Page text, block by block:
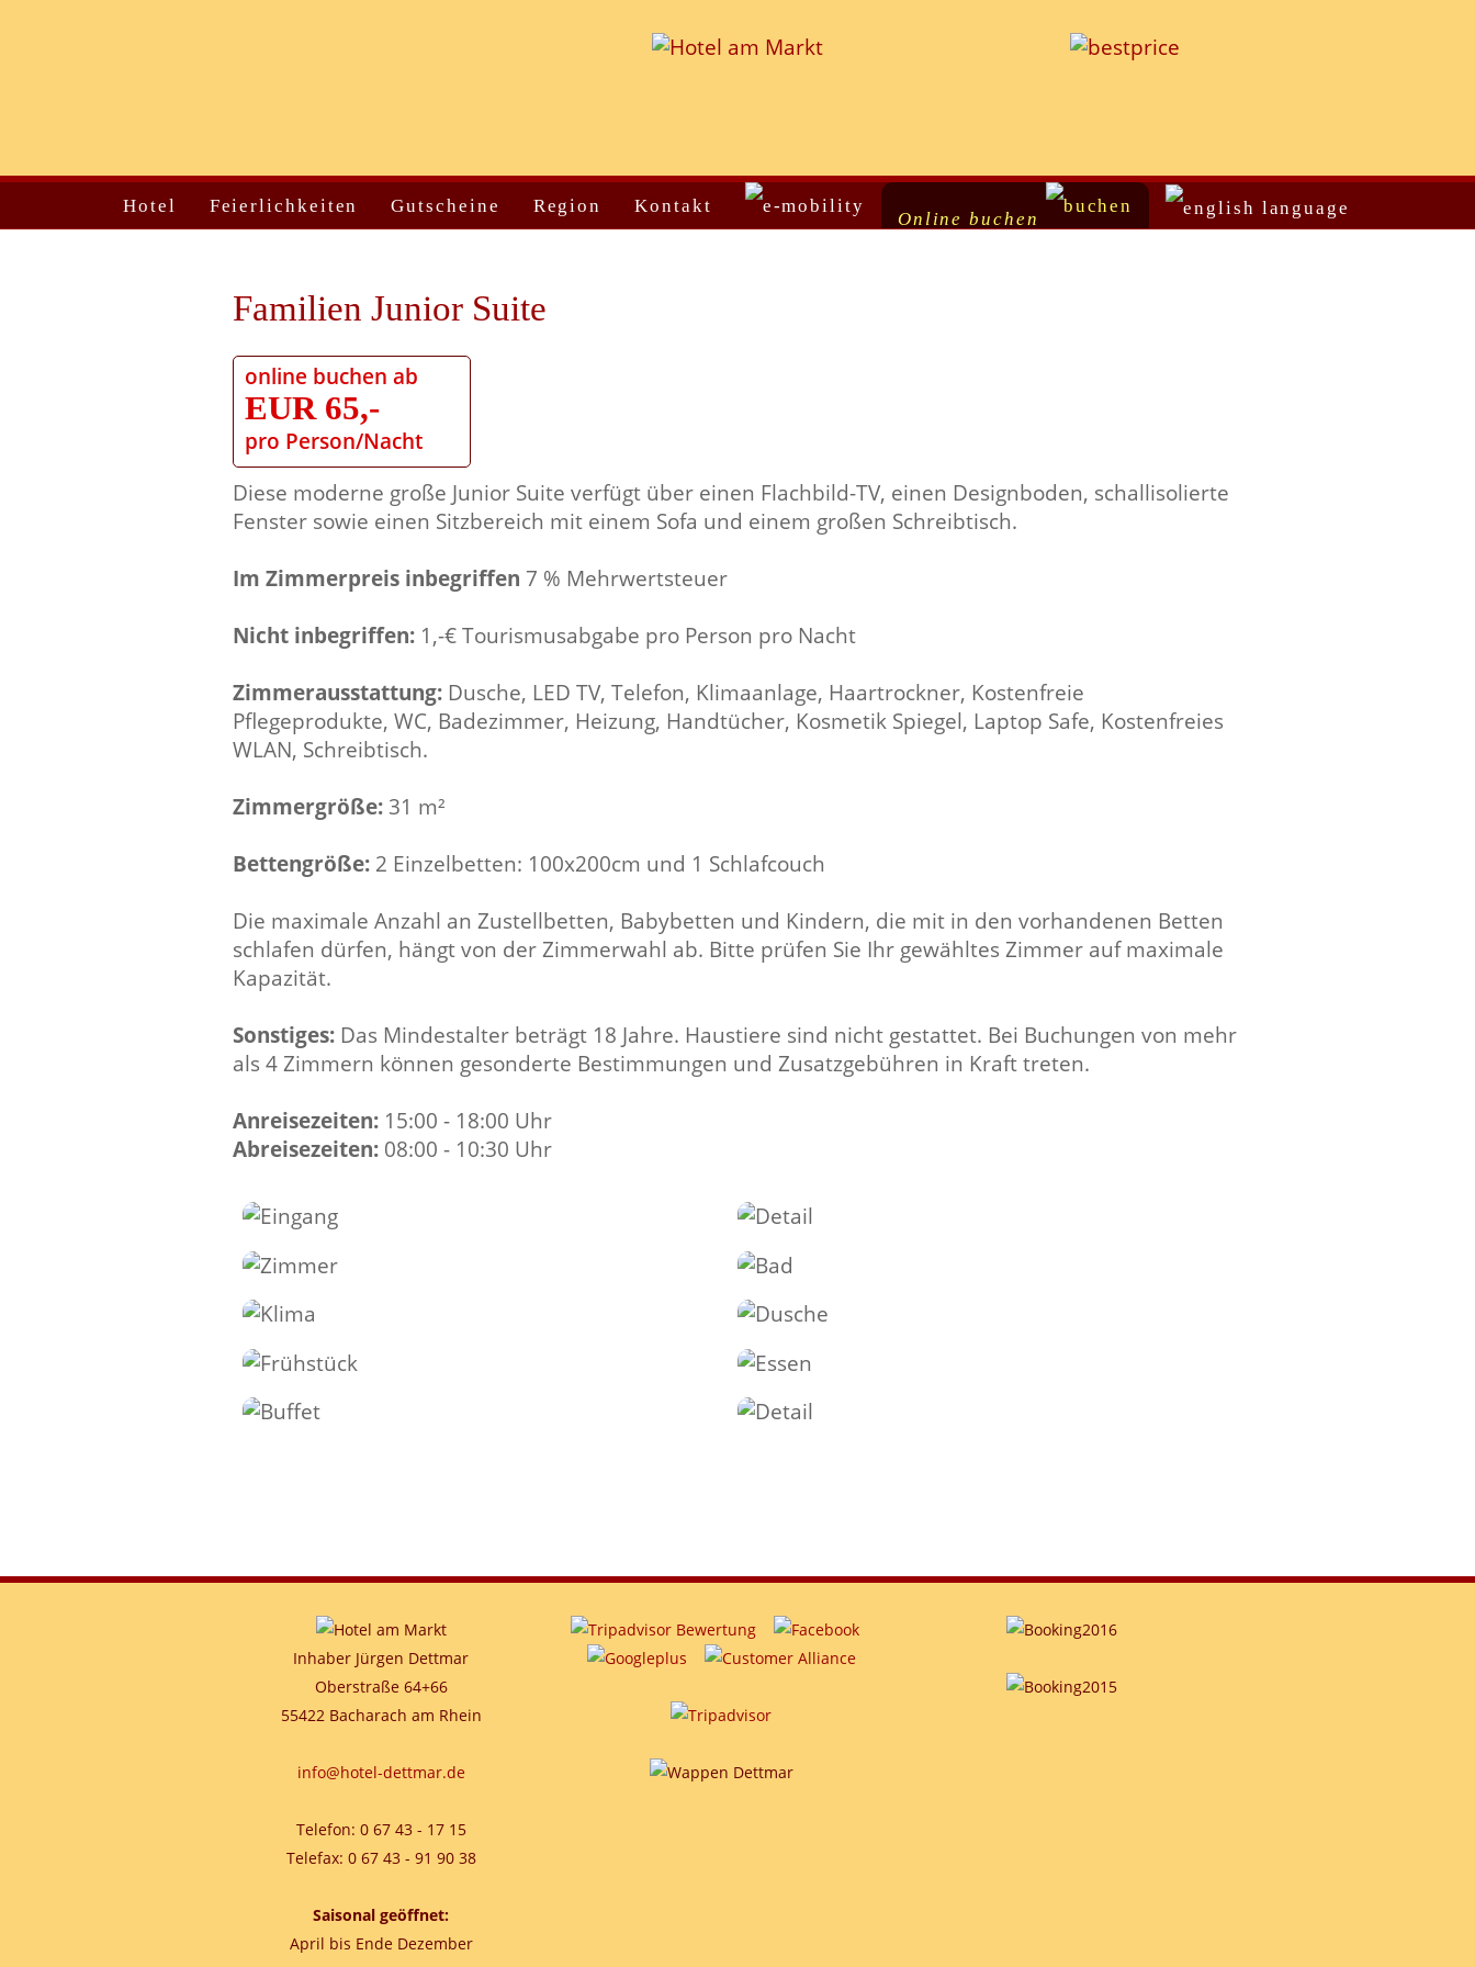
Hotel Feierlichkeiten Gutscheine Region Kontakt
Online buchen
Familien Junior Suite
online buchen ab
EUR 65,-
pro Person/Nacht
Diese moderne große Junior Suite verfügt über einen Flachbild-TV, einen Designboden, schallisolierte
Fenster sowie einen Sitzbereich mit einem Sofa und einem großen Schreibtisch.
Im Zimmerpreis inbegriffen 7 % Mehrwertsteuer
Nicht inbegriffen: 1,-€ Tourismusabgabe pro Person pro Nacht
Zimmerausstattung: Dusche, LED TV, Telefon, Klimaanlage, Haartrockner, Kostenfreie
Pflegeprodukte, WC, Badezimmer, Heizung, Handtücher, Kosmetik Spiegel, Laptop Safe, Kostenfreies
WLAN, Schreibtisch.
Zimmergröße: 31 m²
Bettengröße: 2 Einzelbetten: 100x200cm und 1 Schlafcouch
Die maximale Anzahl an Zustellbetten, Babybetten und Kindern, die mit in den vorhandenen Betten
schlafen dürfen, hängt von der Zimmerwahl ab. Bitte prüfen Sie Ihr gewähltes Zimmer auf maximale
Kapazität.
Sonstiges: Das Mindestalter beträgt 18 Jahre. Haustiere sind nicht gestattet. Bei Buchungen von mehr
als 4 Zimmern können gesonderte Bestimmungen und Zusatzgebühren in Kraft treten.
Anreisezeiten: 15:00 - 18:00 Uhr
Abreisezeiten: 08:00 - 10:30 Uhr
Inhaber Jürgen Dettmar
Oberstraße 64+66
55422 Bacharach am Rhein
info@hotel-dettmar.de
Telefon: 0 67 43 - 17 15
Telefax: 0 67 43 - 91 90 38
Saisonal geöffnet:
April bis Ende Dezember